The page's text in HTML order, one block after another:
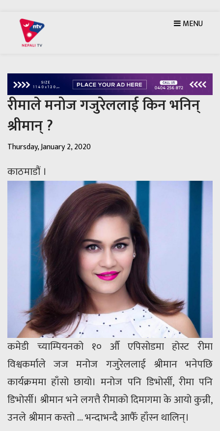
MENU
रीमाले मनोज गजुरेललाई किन भनिन्
श्रीमान् ?
Thursday, January 2, 2020
काठमाडौं ।
कमेडी च्याम्पियनको १० औँ एपिसोडमा होस्ट रीमा
विश्वकर्माले जज मनोज गजुरेललाई श्रीमान भनेपछि
कार्यक्रममा हाँसो छायो। मनोज पनि डिभोर्सी, रीमा पनि
डिभोर्सी। श्रीमान भने लगत्तै रीमाको दिमागमा के आयो कुन्नी,
उनले श्रीमान कस्तो … भन्दाभन्दै आफैँ हाँस्न थालिन्।